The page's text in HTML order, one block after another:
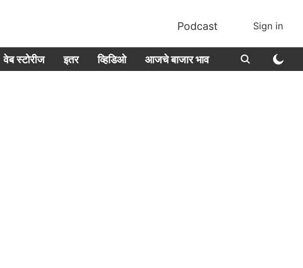
Podcast Sign in
वेब स्टोरीज इतर व्हिडिओ आजचे बाजार भाव